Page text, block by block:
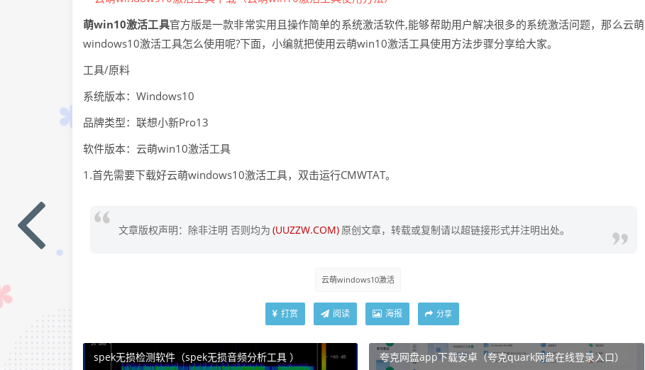
萌win10激活工具官方版是一款非常实用且操作简单的系统激活软件,能够帮助用户解决很多的系统激活问题，那么云萌
windows10激活工具怎么使用呢?下面，小编就把使用云萌win10激活工具使用方法步骤分享给大家。
工具/原料
系统版本：Windows10
品牌类型：联想小新Pro13
软件版本：云萌win10激活工具
1.首先需要下载好云萌windows10激活工具，双击运行CMWTAT。
文章版权声明：除非注明 否则均为 (UUZZW.COM) 原创文章，转载或复制请以超链接形式并注明出处。
云萌windows10激活
打赏 阅读 海报 分享
spek无损检测软件（spek无损音频分析工具 ） 夸克网盘app下载安卓（夸克quark网盘在线登录入口）